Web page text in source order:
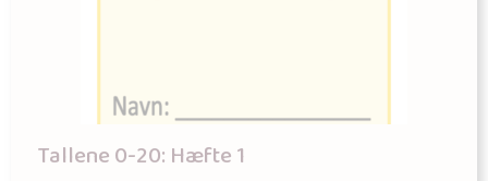
Tallene 0-20: Hæfte 1